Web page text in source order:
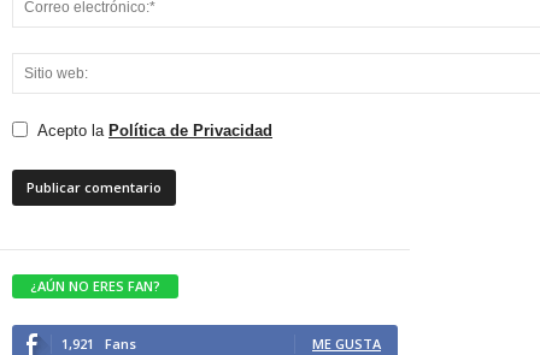
Acepto la Política de Privacidad
¿AÚN NO ERES FAN?
1,921 Fans ME GUSTA